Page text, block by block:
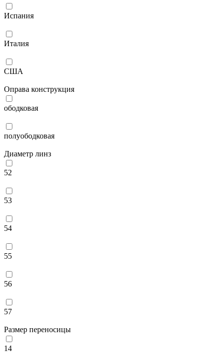
Испания
Италия
США
Оправа конструкция
ободковая
полуободковая
Диаметр линз
52
53
54
55
56
57
Размер переносицы
14